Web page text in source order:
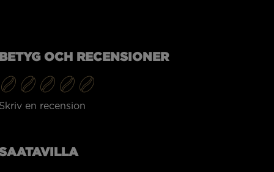
OCH RECENSIONER
en recension